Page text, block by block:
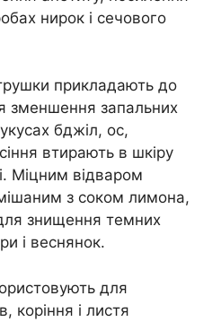
нирок і сечового
прикладають до
зменшення запальних
бджіл, ос,
втирають в шкіру
Міцним відваром
з соком лимона,
знищення темних
і веснянок.
для
коріння і листя